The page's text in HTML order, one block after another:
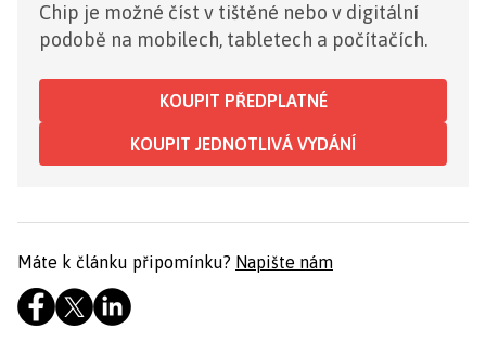
Chip je možné číst v tištěné nebo v digitální
podobě na mobilech, tabletech a počítačích.
KOUPIT PŘEDPLATNÉ
KOUPIT JEDNOTLIVÁ VYDÁNÍ
Máte k článku připomínku? Napište nám